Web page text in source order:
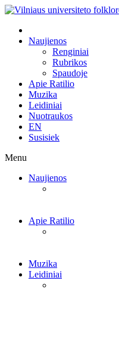
Naujienos
Renginiai
Rubrikos
Spaudoje
Apie Ratilio
Muzika
Leidiniai
Nuotraukos
EN
Susisiek
Menu
Naujienos
Apie Ratilio
Muzika
Leidiniai